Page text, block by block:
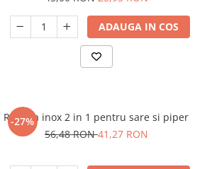
ADAUGA IN COS
-27%
Rasnita inox 2 in 1 pentru sare si piper
56,48 RON41,27 RON